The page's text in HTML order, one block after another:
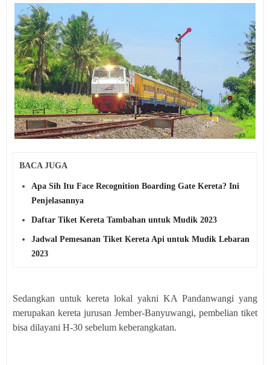
BACA JUGA
Apa Sih Itu Face Recognition Boarding Gate Kereta? Ini
Penjelasannya
Daftar Tiket Kereta Tambahan untuk Mudik 2023
Jadwal Pemesanan Tiket Kereta Api untuk Mudik Lebaran
2023
Sedangkan untuk kereta lokal yakni KA Pandanwangi yang
merupakan kereta jurusan Jember-Banyuwangi, pembelian tiket
bisa dilayani H-30 sebelum keberangkatan.